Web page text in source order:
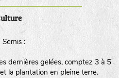
Semis :
dernières gelées, comptez 3 à 5
la plantation en pleine terre.